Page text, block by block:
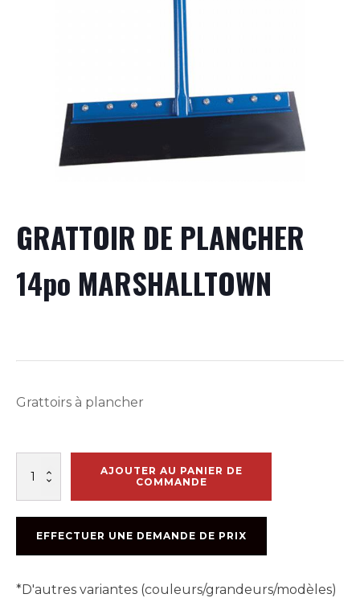
GRATTOIR DE PLANCHER
14po MARSHALLTOWN
Grattoirs à plancher
GRATTOIR
MARSHALLTOWN
AJOUTER AU PANIER DE
COMMANDE
EFFECTUER UNE DEMANDE DE PRIX
*D'autres variantes (couleurs/grandeurs/modèles)